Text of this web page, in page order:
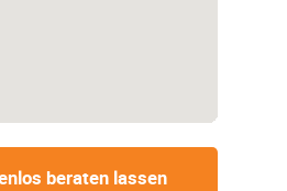
beraten lassen